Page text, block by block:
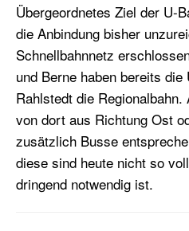
Übergeordnetes Ziel der U-
die Anbindung bisher
Schnellbahnnetz
und Berne haben bereits
Rahlstedt die Regionalbahn.
von dort aus Richtung Ost
zusätzlich Busse
diese sind heute nicht so
dringend notwendig ist.